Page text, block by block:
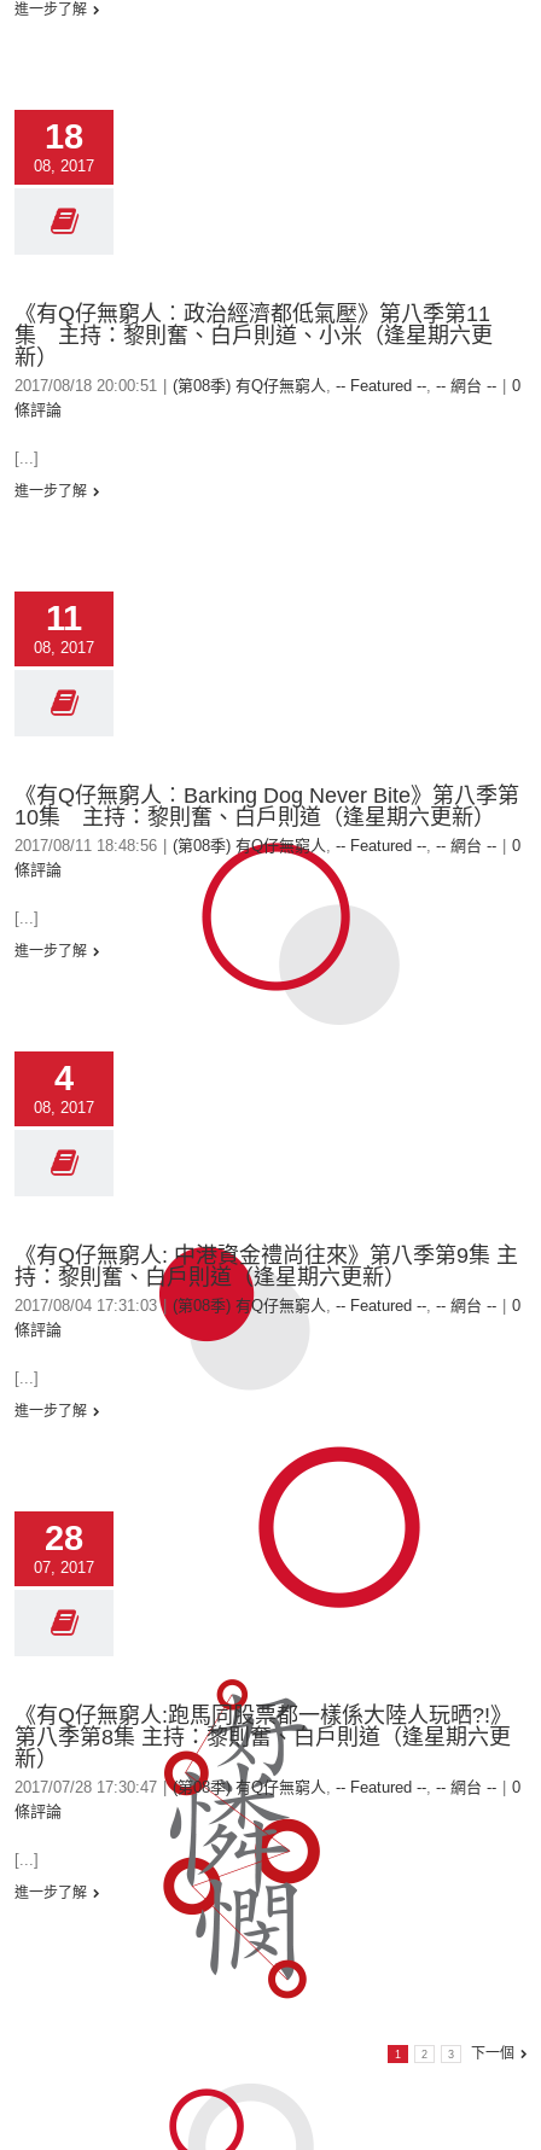
進一步了解
18
08, 2017
《有Q仔無窮人︰政治經濟都低氣壓》第八季第11
集 主持：黎則奮、白戶則道、小米（逢星期六更
新）
2017/08/18 20:00:51 (第08季) 有Q仔無窮人, -- Featured --, -- 網台 --
0
條評論
[...]
進一步了解
11
08, 2017
《有Q仔無窮人︰Barking Dog Never Bite⁠⁠⁠⁠》第八季第
10集 主持：黎則奮、白戶則道（逢星期六更新）
2017/08/11 18:48:56 (第08季) 有Q仔無窮人, -- Featured --, -- 網台 --
0
條評論
[...]
進一步了解
4
08, 2017
《有Q仔無窮人: 中港資金禮尚往來⁠⁠⁠⁠》第八季第9集 主
持：黎則奮、白戶則道（逢星期六更新）
2017/08/04 17:31:03 (第08季) 有Q仔無窮人, -- Featured --, -- 網台 --
0
條評論
[...]
進一步了解
28
07, 2017
《有Q仔無窮人:跑馬同股票都一樣係大陸人玩晒?!》
第八季第8集 主持：黎則奮、白戶則道（逢星期六更
新）
2017/07/28 17:30:47 | (第08季) 有Q仔無窮人, -- Featured --, -- 網台 --
0
條評論
[...]
進一步了解
1 2 3 下一個